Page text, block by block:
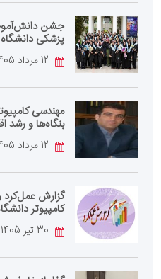
جشن
پزشکی
مهندسی
بنگاه‌ها و
گزارش عمل‌کرد
کامپیوتر